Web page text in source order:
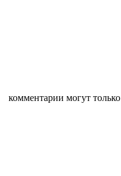
комментарии могут только